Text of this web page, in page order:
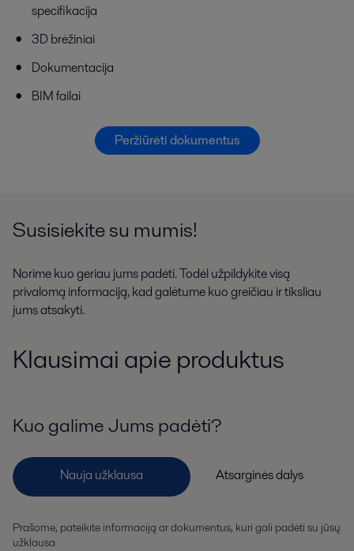
specifikacija
3D brėžiniai
Dokumentacija
BIM failai
Peržiūrėti dokumentus
Susisiekite su mumis!
Norime kuo geriau jums padėti. Todėl užpildykite visą
privalomą informaciją, kad galėtume kuo greičiau ir tiksliau
jums atsakyti.
Klausimai apie produktus
Kuo galime Jums padėti?
Prašome, pateikite informaciją ar dokumentus, kuri gali padėti su jūsų
užklausa